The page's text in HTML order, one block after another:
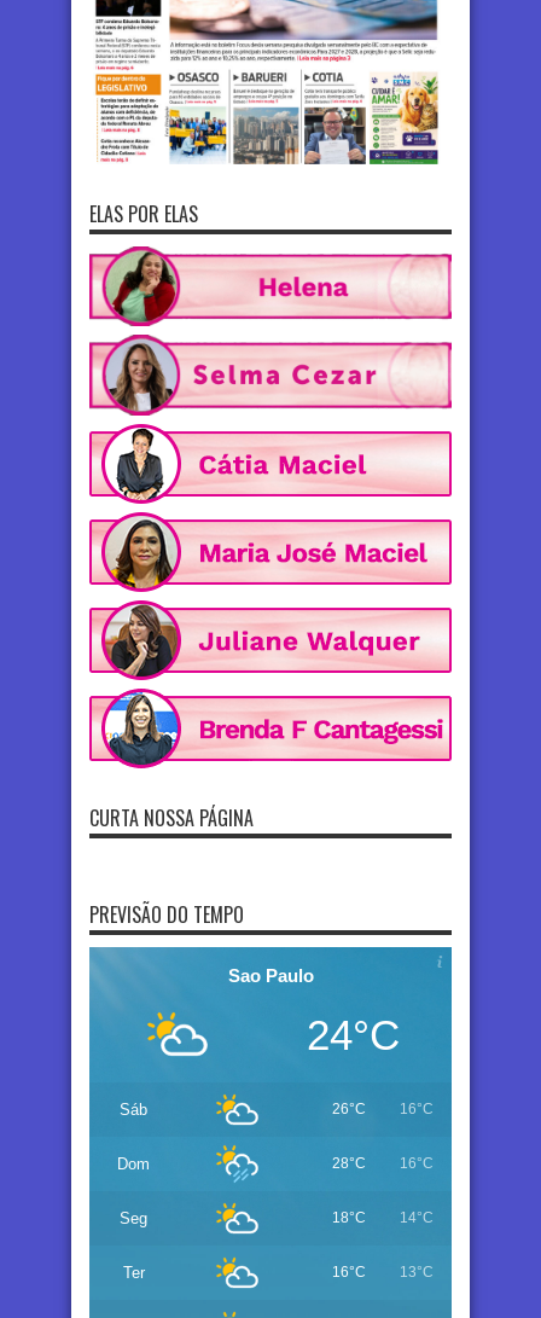
ELAS POR ELAS
CURTA NOSSA PÁGINA
PREVISÃO DO TEMPO
Sao Paulo
24°C
Sáb 26°C 16°C
Dom 28°C 16°C
Seg 18°C 14°C
Ter 16°C 13°C